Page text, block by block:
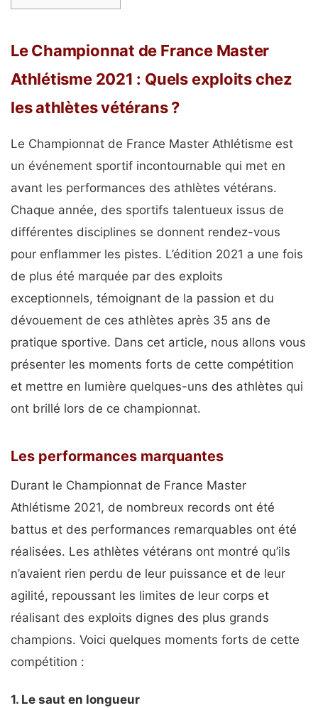
Le Championnat de France Master
Athlétisme 2021 : Quels exploits chez
les athlètes vétérans ?
Le Championnat de France Master Athlétisme est
un événement sportif incontournable qui met en
avant les performances des athlètes vétérans.
Chaque année, des sportifs talentueux issus de
différentes disciplines se donnent rendez-vous
pour enflammer les pistes. L’édition 2021 a une fois
de plus été marquée par des exploits
exceptionnels, témoignant de la passion et du
dévouement de ces athlètes après 35 ans de
pratique sportive. Dans cet article, nous allons vous
présenter les moments forts de cette compétition
et mettre en lumière quelques-uns des athlètes qui
ont brillé lors de ce championnat.
Les performances marquantes
Durant le Championnat de France Master
Athlétisme 2021, de nombreux records ont été
battus et des performances remarquables ont été
réalisées. Les athlètes vétérans ont montré qu’ils
n’avaient rien perdu de leur puissance et de leur
agilité, repoussant les limites de leur corps et
réalisant des exploits dignes des plus grands
champions. Voici quelques moments forts de cette
compétition :
1. Le saut en longueur